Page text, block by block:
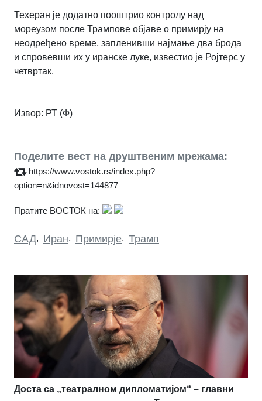
Техеран је додатно пооштрио контролу над
мореузом после Трампове објаве о примирју на
неодређено време, запленивши најмање два брода
и спровевши их у иранске луке, известио је Ројтерс у
четвртак.
Извор: РТ (Ф)
Поделите вест на друштвеним мрежама:
https://www.vostok.rs/index.php?
option=n&idnovost=144877
Пратите ВОСТОК на:
САД, Иран, Примирје, Трамп
Доста са „театралном дипломатијом“ – главни